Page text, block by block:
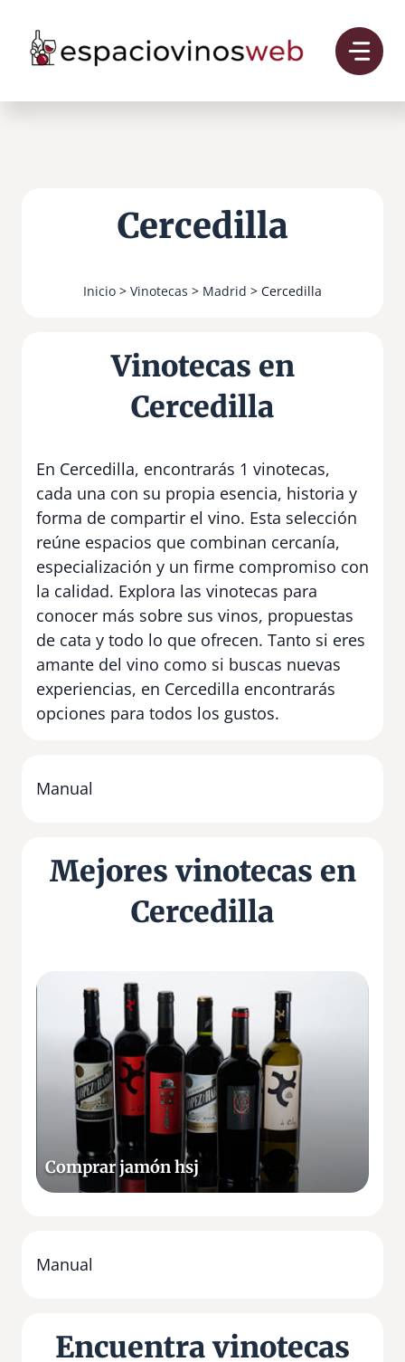
contenido
Cercedilla
Inicio > Vinotecas > Madrid > Cercedilla
Vinotecas en
Cercedilla
En Cercedilla, encontrarás 1 vinotecas,
cada una con su propia esencia, historia y
forma de compartir el vino. Esta selección
reúne espacios que combinan cercanía,
especialización y un firme compromiso con
la calidad. Explora las vinotecas para
conocer más sobre sus vinos, propuestas
de cata y todo lo que ofrecen. Tanto si eres
amante del vino como si buscas nuevas
experiencias, en Cercedilla encontrarás
opciones para todos los gustos.
Manual
Mejores vinotecas en
Cercedilla
Comprar jamón hsj
C
m
s
Manual
Encuentra vinotecas